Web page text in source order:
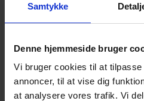
Samtykke
Denne hjemmeside bruger
Vi bruger cookies til at
annoncer, til at vise dig
at analysere vores trafik. Vi
Kamme
Sakse
Klippemaskine
Kosttilskud
Beroligende
Products search